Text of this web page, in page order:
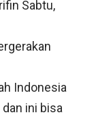
Sabtu,
Indonesia
ini bisa